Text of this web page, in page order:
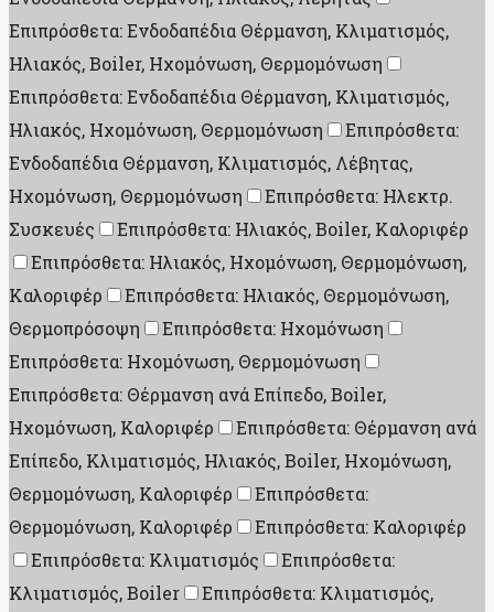
Επιπρόσθετα: Ενδοδαπέδια Θέρμανση, Κλιματισμός,
Ηλιακός, Boiler, Ηχομόνωση, Θερμομόνωση
Επιπρόσθετα: Ενδοδαπέδια Θέρμανση, Κλιματισμός,
Ηλιακός, Ηχομόνωση, Θερμομόνωση
Επιπρόσθετα:
Ενδοδαπέδια Θέρμανση, Κλιματισμός, Λέβητας,
Ηχομόνωση, Θερμομόνωση
Επιπρόσθετα: Ηλεκτρ.
Συσκευές
Επιπρόσθετα: Ηλιακός, Boiler, Καλοριφέρ
Επιπρόσθετα: Ηλιακός, Ηχομόνωση, Θερμομόνωση,
Καλοριφέρ
Επιπρόσθετα: Ηλιακός, Θερμομόνωση,
Θερμοπρόσοψη
Επιπρόσθετα: Ηχομόνωση
Επιπρόσθετα: Ηχομόνωση, Θερμομόνωση
Επιπρόσθετα: Θέρμανση ανά Επίπεδο, Boiler,
Ηχομόνωση, Καλοριφέρ
Επιπρόσθετα: Θέρμανση ανά
Επίπεδο, Κλιματισμός, Ηλιακός, Boiler, Ηχομόνωση,
Θερμομόνωση, Καλοριφέρ
Επιπρόσθετα:
Θερμομόνωση, Καλοριφέρ
Επιπρόσθετα: Καλοριφέρ
Επιπρόσθετα: Κλιματισμός
Επιπρόσθετα:
Κλιματισμός, Boiler
Επιπρόσθετα: Κλιματισμός,